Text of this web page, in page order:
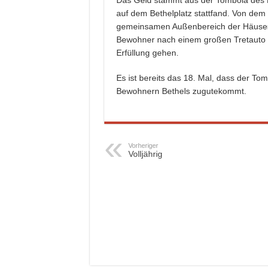
auf dem Bethelplatz stattfand. Von
gemeinsamen Außenbereich der
Bewohner nach einem großen
Erfüllung gehen.
Es ist bereits das 18. Mal, dass der
Bewohnern Bethels zugutekommt.
Vorheriger
Volljährig